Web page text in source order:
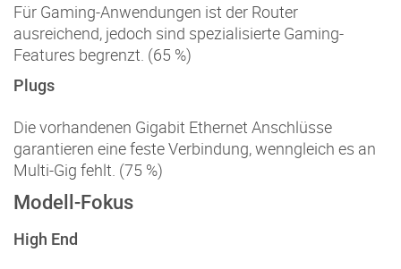
Für Gaming-Anwendungen ist der Router
ausreichend, jedoch sind spezialisierte Gaming-
Features begrenzt. (65 %)
Plugs
Die vorhandenen Gigabit Ethernet Anschlüsse
garantieren eine feste Verbindung, wenngleich es an
Multi-Gig fehlt. (75 %)
Modell-Fokus
High End